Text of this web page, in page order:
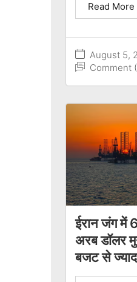
August 5,
Comment
Read More
ईरान जंग में
अरब डॉलर
बजट से